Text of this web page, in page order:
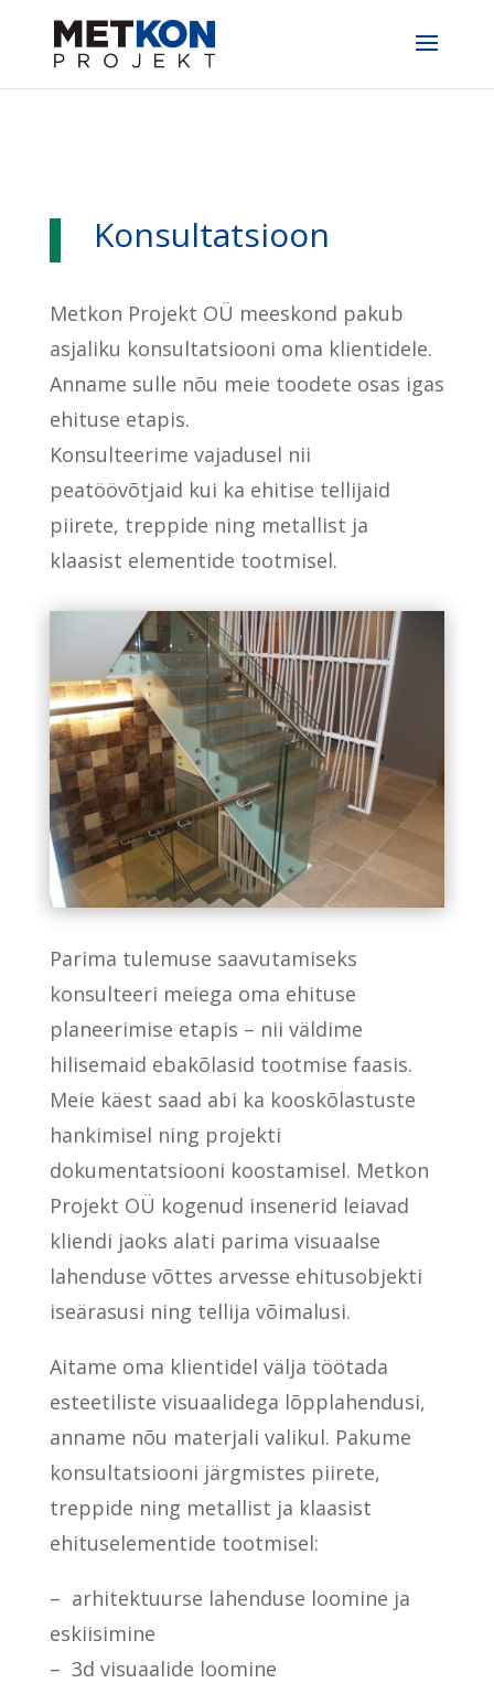
Konsultatsioon
Metkon Projekt OÜ meeskond pakub
asjaliku konsultatsiooni oma klientidele.
Anname sulle nõu meie toodete osas igas
ehituse etapis.
Konsulteerime vajadusel nii
peatöövõtjaid kui ka ehitise tellijaid
piirete, treppide ning metallist ja
klaasist elementide tootmisel.
Parima tulemuse saavutamiseks
konsulteeri meiega oma ehituse
planeerimise etapis – nii väldime
hilisemaid ebakõlasid tootmise faasis.
Meie käest saad abi ka kooskõlastuste
hankimisel ning projekti
dokumentatsiooni koostamisel. Metkon
Projekt OÜ kogenud insenerid leiavad
kliendi jaoks alati parima visuaalse
lahenduse võttes arvesse ehitusobjekti
iseärasusi ning tellija võimalusi.
Aitame oma klientidel välja töötada
esteetiliste visuaalidega lõpplahendusi,
anname nõu materjali valikul. Pakume
konsultatsiooni järgmistes piirete,
treppide ning metallist ja klaasist
ehituselementide tootmisel:
– arhitektuurse lahenduse loomine ja
eskiisimine
– 3d visuaalide loomine